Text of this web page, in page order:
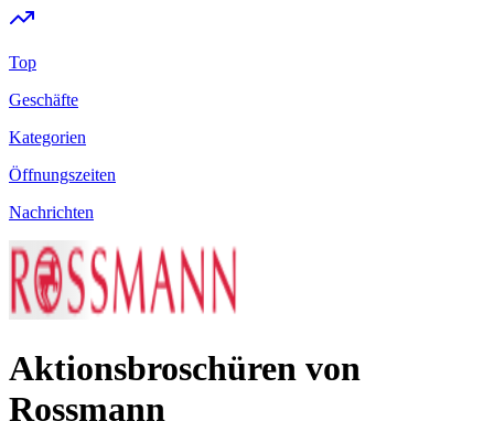
Top
Geschäfte
Kategorien
Öffnungszeiten
Nachrichten
Aktionsbroschüren von
Rossmann